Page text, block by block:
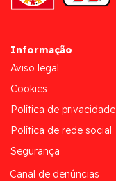
Informação
Aviso legal
Cookies
Política de privacidade
Política de rede social
Segurança
Canal de denúncias